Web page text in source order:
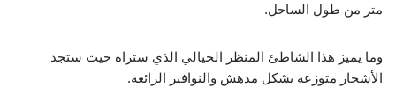
متر من طول الساحل.
وما يميز هذا الشاطئ المنظر الخيالي الذي ستراه حيث ستجد
الأشجار متوزعة بشكل مدهش والنوافير الرائعة.